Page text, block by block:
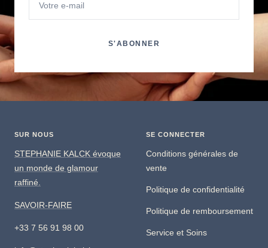
Votre e-mail
S'ABONNER
SUR NOUS
STEPHANIE KALCK évoque
un monde de glamour
raffiné.
SAVOIR-FAIRE
+33 7 56 91 98 00
SE CONNECTER
Conditions générales de
vente
Politique de confidentialité
Politique de remboursement
Service et Soins